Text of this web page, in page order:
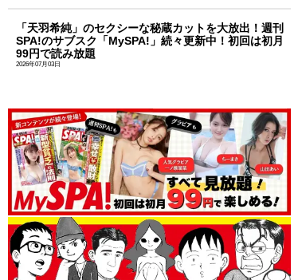
「天羽希純」のセクシーな秘蔵カットを大放出！週刊
SPA!のサブスク「MySPA!」続々更新中！初回は初月
99円で読み放題
2026年07月03日